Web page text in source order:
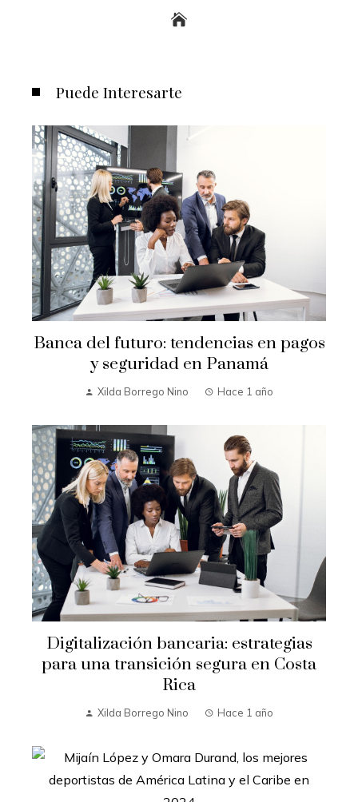
Puede Interesarte
Banca del futuro: tendencias en pagos
y seguridad en Panamá
Xilda Borrego Nino Hace 1 año
Digitalización bancaria: estrategias
para una transición segura en Costa
Rica
Xilda Borrego Nino Hace 1 año